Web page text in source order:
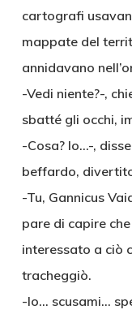
cartografi
mappate del
annidavano
-Vedi niente?-,
sbatté gli occhi,
-Cosa? Io…-,
beffardo,
-Tu, Gannicus
pare di capire
interessato a ciò
tracheggiò.
-Io… scusami…